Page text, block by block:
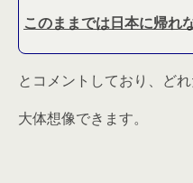
このままでは日本に帰れ
とコメントしており、ど
大体想像できます。